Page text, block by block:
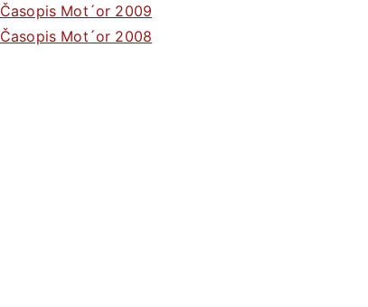
Časopis Mot´or 2009
Časopis Mot´or 2008